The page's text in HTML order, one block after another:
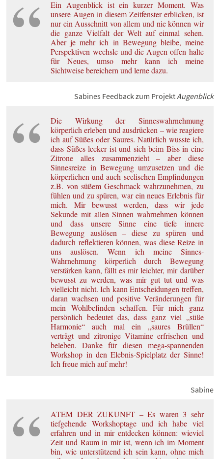
Ein Augenblick ist ein kurzer Moment. Was
unsere Augen in diesem Zeitfenster erblicken, ist
nur ein Ausschnitt von allem und nie können wir
die ganze Vielfalt der Welt auf einmal sehen.
Aber je mehr ich in Bewegung bleibe, meine
Perspektiven wechsle und die Augen offen halte
für Neues, umso mehr kann ich meine
Sichtweise bereichern und lerne dazu.
Sabines Feedback zum ProjektAugenblick
Die Wirkung der Sinneswahrnehmung
körperlich erleben und ausdrücken – wie reagiere
ich auf Süßes oder Saures. Natürlich wusste ich,
dass Süßes lecker ist und sich beim Biss in eine
Zitrone alles zusammenzieht – aber diese
Sinnesreize in Bewegung umzusetzen und die
körperlichen und auch seelischen Empfindungen
z.B. von süßem Geschmack wahrzunehmen, zu
fühlen und zu spüren, war ein neues Erlebnis für
mich. Mir bewusst werden, dass wir jede
Sekunde mit allen Sinnen wahrnehmen können
und dass unsere Sinne eine tiefe innere
Bewegung auslösen – diese zu spüren und
dadurch reflektieren können, was diese Reize in
uns auslösen. Wenn ich meine Sinnes-
Wahrnehmung körperlich durch Bewegung
verstärken kann, fällt es mir leichter, mir darüber
bewusst zu werden, was mir gut tut und was
vielleicht nicht. Ich kann Entscheidungen treffen,
daran wachsen und positive Veränderungen für
mein Wohlbefinden schaffen. Für mich ganz
persönlich bedeutet das, dass ganz viel „süße
Harmonie“ auch mal ein „saures Brüllen“
verträgt und zitronige Vitamine erfrischen und
beleben. Danke für diesen mega-spannenden
Workshop in den Elebnis-Spielplatz der Sinne!
Ich freue mich auf mehr!
Sabine
ATEM DER ZUKUNFT – Es waren 3 sehr
tiefgehende Workshoptage und ich habe viel
erfahren und in mir entdecken können: wieviel
Zeit und Raum in mir ist, wenn ich im Moment
bin, wie unterstützend ich sein kann, ohne mich